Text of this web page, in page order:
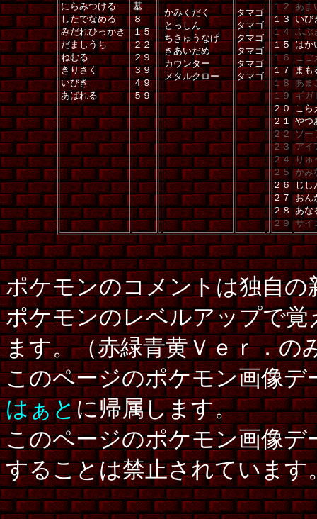
にらみつける
したでなめる
みだれひっかき
だましうち
ねむる
きりさく
いびき
あばれる
基
８
１５
２２
２９
３９
４９
５９
かみくだく
とっしん
ちきゅうなげ
きあいだめ
カウンター
メタルクロー
タマゴ
タマゴ
タマゴ
タマゴ
タマゴ
タマゴ
１２
１３
１４
１５
１６
１７
１８
１９
２０
２１
２２
２３
２４
２５
２６
２７
２８
２９
あま
いび
ふぶ
はか
こご
まも
あま
ギガ
こら
やつ
ソー
アイ
りゅ
かみ
じし
おん
あな
サイ
ポケモンのコメントは独自
ポケモンのレベルアップで
ます。（赤緑青黄Ｖｅｒ．の
このページのポケモン画像
はぁとに帰属します。
このページのポケモン画像
することは禁止されています